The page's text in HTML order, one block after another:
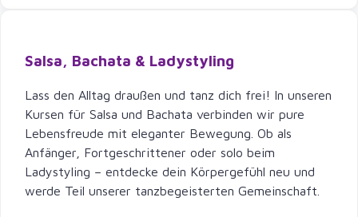
Salsa, Bachata & Ladystyling
Lass den Alltag draußen und tanz dich frei! In unseren
Kursen für Salsa und Bachata verbinden wir pure
Lebensfreude mit eleganter Bewegung. Ob als
Anfänger, Fortgeschrittener oder solo beim
Ladystyling – entdecke dein Körpergefühl neu und
werde Teil unserer tanzbegeisterten Gemeinschaft.